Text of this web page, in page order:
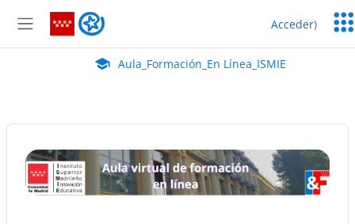
Panel lateral
Aula_Formación_En Línea_ISMIE Acceder)
Aula Virtual de EducaMadrid:
Aula_Formación_En Línea_ISMIE